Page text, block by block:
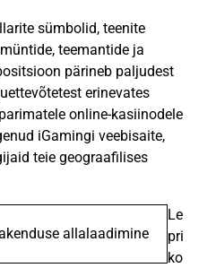
sümbolid, teenite
teemantide ja
pärineb paljudest
erinevates
online-kasiinodele
iGamingi veebisaite,
teie geograafilises
Le
pri
ko